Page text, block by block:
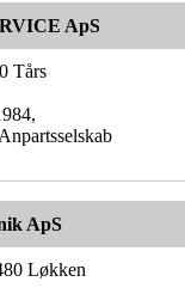
ApS
Tårs
ApS
Løkken